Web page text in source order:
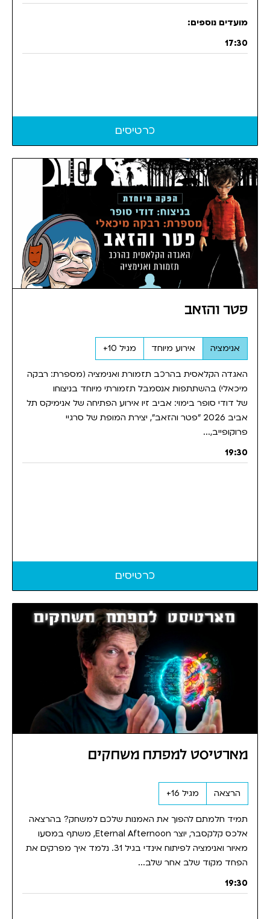
17:30
כרטיסים
פטר והזאב
אנימציה אירוע מיוחד מגיל 10+
האגדה הקלאסית בהרכב תזמורת ואנימציה (מספרת: רבקה
מיכאלי) בהשתתפות אנסמבל תזמורתי מיוחד בניצוחו
של דודי סופר בימוי: אביב זיו אירוע הפתיחה של אנימיקס תל
אביב 2026 ״פטר והזאב״, יצירת המופת של סרגיי
פרוקופייב,...
19:30
כרטיסים
מארטיסט למפתח משחקים
הרצאה מגיל 16+
תמיד חלמתם להפוך את האמנות שלכם למשחק? בהרצאה
אלכס קלקסבר, יוצר Eternal Afternoon, משתף במסעו
מאיור ואנימציה לפיתוח אינדי בגיל 31. נלמד איך מפרקים את
הפחד מקוד שלב אחר שלב...
19:30